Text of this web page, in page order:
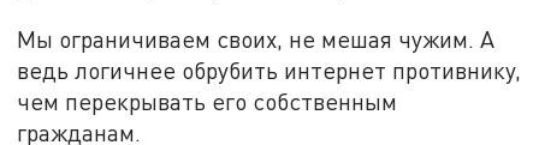
Мы ограничиваем своих, не мешая чужим. А
ведь логичнее обрубить интернет противнику,
чем перекрывать его собственным
гражданам.